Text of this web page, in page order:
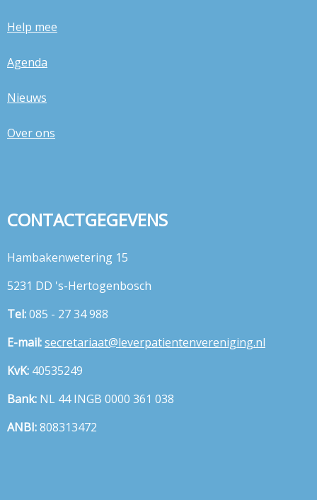
Help mee
Agenda
Nieuws
Over ons
CONTACTGEGEVENS
Hambakenwetering 15
5231 DD 's-Hertogenbosch
Tel:085 - 27 34 988
E-mail:taairaterces@leverpatientenvereniging.nl
KvK: 40535249
Bank: NL 44 INGB 0000 361 038
ANBI:808313472